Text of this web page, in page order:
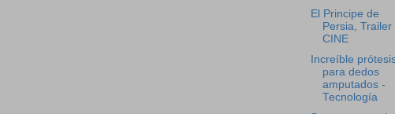
El Principe de
Persia, Trailer
CINE
Increíble
para dedos
amputados -
Tecnología